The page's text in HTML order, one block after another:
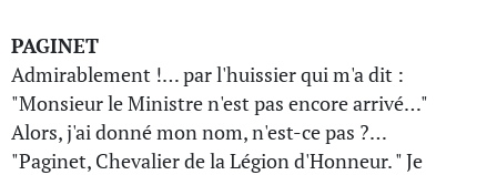
PAGINET
Admirablement !… par l'huissier qui m'a dit :
"Monsieur le Ministre n'est pas encore arrivé…"
Alors, j'ai donné mon nom, n'est-ce pas ?…
"Paginet, Chevalier de la Légion d'Honneur. " Je